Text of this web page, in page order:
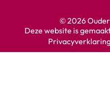
© 2026
Deze website is